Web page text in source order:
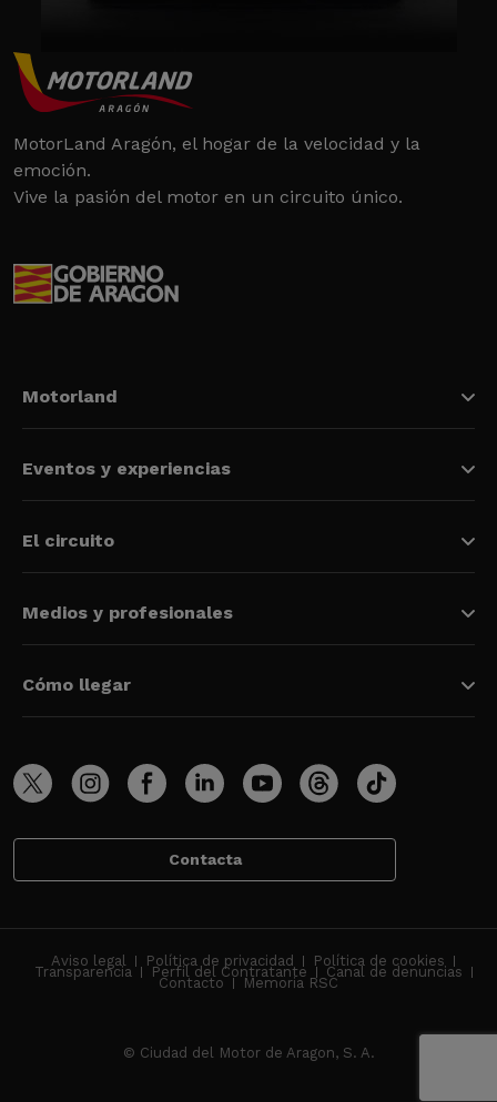
MotorLand Aragón, el hogar de la velocidad y la
emoción.
Vive la pasión del motor en un circuito único.
Motorland
Eventos y experiencias
El circuito
Medios y profesionales
Cómo llegar
Contacta
Aviso legal Política de privacidad Política de cookies
Transparencia Perfil del Contratante Canal de denuncias
Contacto Memoria RSC
© Ciudad del Motor de Aragon, S. A.